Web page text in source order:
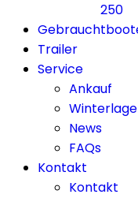
250
Trailer
Service
Ankauf
News
FAQs
Kontakt
Kontakt